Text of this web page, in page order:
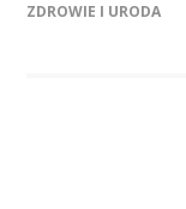
ZDROWIE I URODA